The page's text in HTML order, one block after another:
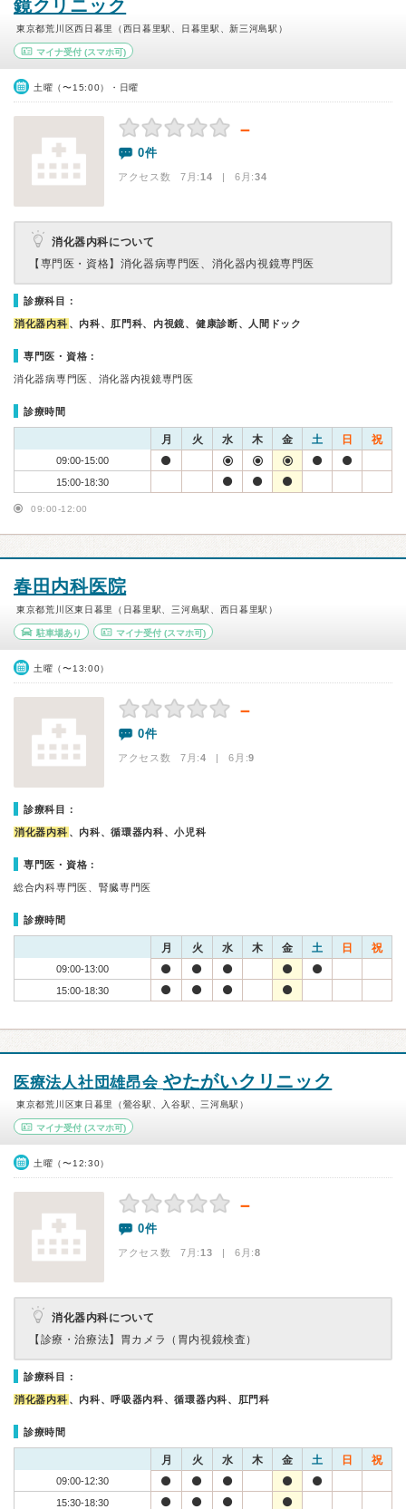
鏡クリニック
東京都荒川区西日暮里（西日暮里駅、日暮里駅、新三河島駅）
マイナ受付 (スマホ可)
土曜（〜15:00）・日曜
－
0件
アクセス数 7月:14 | 6月:34
消化器内科について
【専門医・資格】 消化器病専門医、消化器内視鏡専門医
診療科目：
消化器内科 、内科、肛門科、内視鏡、健康診断、人間ドック
専門医・資格：
消化器病専門医、消化器内視鏡専門医
診療時間
月 火 水 木 金 土 日 祝
09:00-15:00
15:00-18:30
09:00-12:00
春田内科医院
東京都荒川区東日暮里（日暮里駅、三河島駅、西日暮里駅）
駐車場あり マイナ受付(スマホ可)
土曜（〜13:00）
－
0件
アクセス数 7月:4 | 6月:9
診療科目：
消化器内科 、内科、循環器内科、小児科
専門医・資格：
総合内科専門医、腎臓専門医
診療時間
月 火 水 木 金 土 日 祝
09:00-13:00
15:00-18:30
医療法人社団雄昂会 やたがいクリニック
東京都荒川区東日暮里（鶯谷駅、入谷駅、三河島駅）
マイナ受付 (スマホ可)
土曜（〜12:30）
－
0件
アクセス数 7月:13 | 6月:8
消化器内科について
【診療・治療法】 胃カメラ（胃内視鏡検査）
診療科目：
消化器内科 、内科、呼吸器内科、循環器内科、肛門科
診療時間
月 火 水 木 金 土 日 祝
09:00-12:30
15:30-18:30